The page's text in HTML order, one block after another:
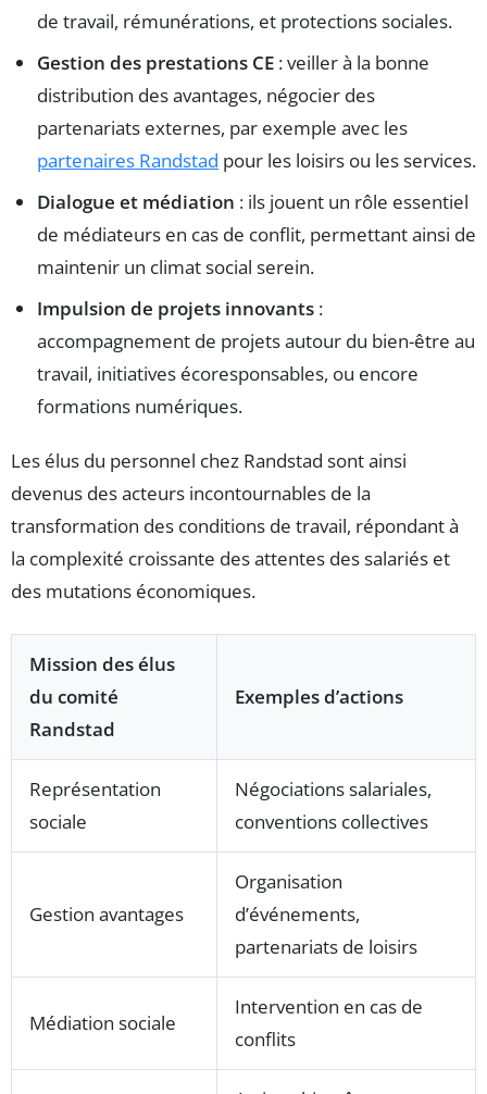
de travail, rémunérations, et protections sociales.
Gestion des prestations CE : veiller à la bonne
distribution des avantages, négocier des
partenariats externes, par exemple avec les
partenaires Randstad pour les loisirs ou les services.
Dialogue et médiation : ils jouent un rôle essentiel
de médiateurs en cas de conflit, permettant ainsi de
maintenir un climat social serein.
Impulsion de projets innovants :
accompagnement de projets autour du bien-être au
travail, initiatives écoresponsables, ou encore
formations numériques.
Les élus du personnel chez Randstad sont ainsi
devenus des acteurs incontournables de la
transformation des conditions de travail, répondant à
la complexité croissante des attentes des salariés et
des mutations économiques.
Mission des élus
du comité
Randstad
Exemples d’actions
Représentation
sociale
Négociations salariales,
conventions collectives
Gestion avantages
Organisation
d’événements,
partenariats de loisirs
Médiation sociale
Intervention en cas de
conflits